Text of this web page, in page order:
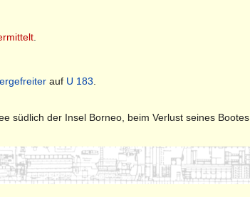
auf U 183
südlich der Insel Borneo, beim Verlust seines Bootes